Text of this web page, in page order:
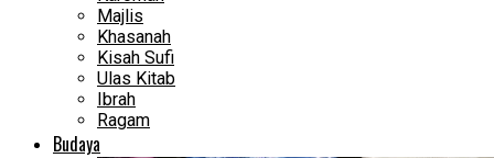
Majlis
Khasanah
Kisah Sufi
Ulas Kitab
Ibrah
Ragam
Budaya